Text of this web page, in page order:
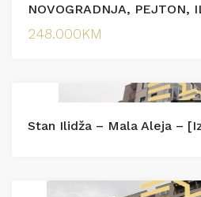
NOVOGRADNJA, PEJTON,
248.000KM
Stan Ilidža – Mala Aleja –